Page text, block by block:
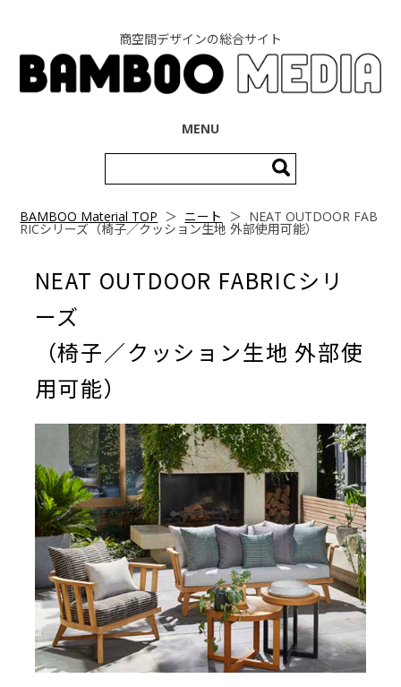
商空間デザインの総合サイト
MENU
索:
BAMBOO Material TOP ＞ ニート ＞ NEAT OUTDOOR FAB
RICシリーズ（椅子／クッション生地 外部使用可能）
NEAT OUTDOOR FABRICシリ
ーズ
（椅子／クッション生地 外部使
用可能）